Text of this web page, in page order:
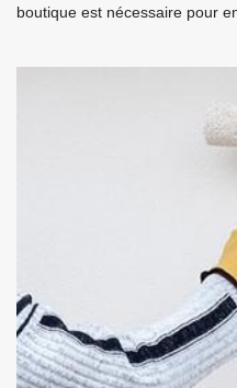
boutique est nécessaire pour